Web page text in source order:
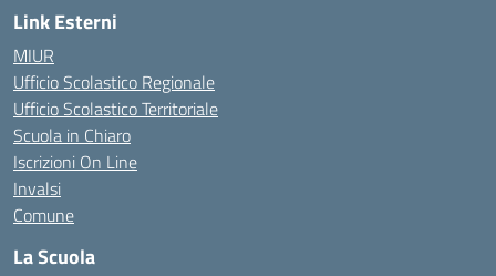
Link Esterni
MIUR
Ufficio Scolastico Regionale
Ufficio Scolastico Territoriale
Scuola in Chiaro
Iscrizioni On Line
Invalsi
Comune
La Scuola